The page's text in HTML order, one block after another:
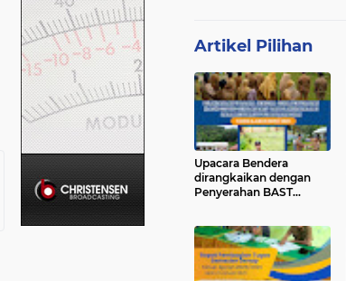
Artikel Pilihan
Upacara Bendera
dirangkaikan dengan
Penyerahan BAST